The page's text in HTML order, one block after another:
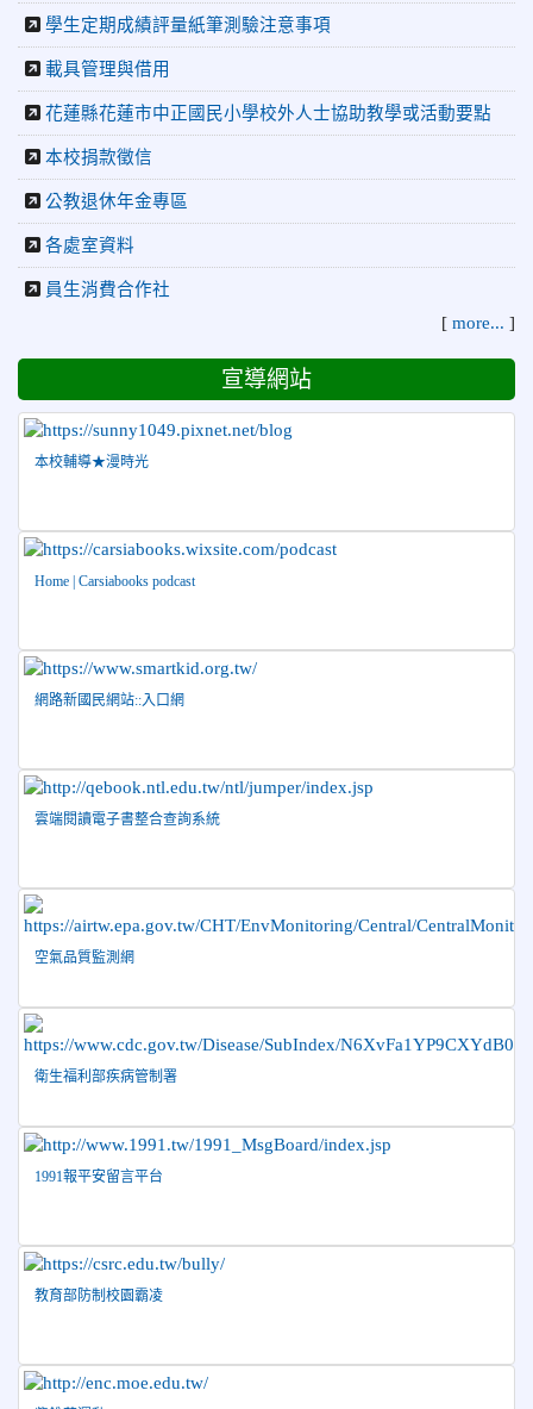
2026-04-27
榮譽
賀 本校籃球隊參加115年花蓮縣縣長盃籃
球錦標賽 榮獲亞軍！
2026-04-09
促進繪畫比賽優勝名單
2026-04-08
榮譽
2026-07-23 榮譽
115年度花蓮縣第七屆太平洋盃X華紙公
益盃PTWA全國自走車競賽AI素養競賽榮獲銅牌
2026-07-21
榮譽
賀 本校游泳隊參加 2026全國青少年游泳
錦標賽 榮獲佳績！
賀 本校跆拳道隊參加115年第十八屆全國
跆拳道品勢錦標賽 榮獲佳績！
檢送「花蓮縣115學年度推動國民中學充實校安
人力聯合甄選簡章」1份，敬請協助公告周知，請查照。
2026-06-29
榮譽
國少年跆拳道錦標賽 榮獲佳績！
2026-06-10
榮譽
恭喜本校參加「115年花蓮市語文競
2026-06-09
賀 本校籃球隊參加 2026花蓮縣第46屆假
日盃籃球賽 榮獲季軍！
2026-06-02
榮譽
賀 本校跆拳道隊參加 115年花蓮縣「縣
長盃」跆拳道錦標賽暨全國少年盃花蓮縣代表隊選拔賽 榮獲
2026-05-03
榮譽
賀! 本校參加全縣低年級英語口說比賽-
Show and Tell榮獲佳績
2026-04-30 國稅局「114年度綜合所得稅結算申報」宣導內
2026-04-27
榮譽
賀 本校籃球隊參加115年花蓮縣縣長盃籃
球錦標賽 榮獲亞軍！
2026-04-09
公告
2026-04-08
榮譽 115年PaGamO寒假作業獲獎名單
學生定期成績評量紙筆測驗注意事項
載具管理與借用
花蓮縣花蓮市中正國民小學校外人士協助教學或活動要點
本校捐款徵信
公教退休年金專區
各處室資料
員生消費合作社
[ more... ]
宣導網站
本校輔導★漫時光
Home | Carsiabooks podcast
網路新國民網站::入口網
雲端閱讀電子書整合查詢系統
空氣品質監測網
衛生福利部疾病管制署
1991報平安留言平台
教育部防制校園霸凌